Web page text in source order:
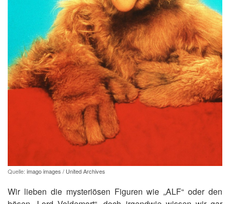
Quelle: imago images / United Archives
Wir lieben die mysteriösen Figuren wie „ALF“ oder den